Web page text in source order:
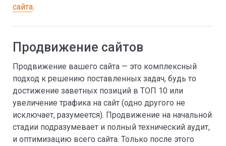
сайта.
Продвижение сайтов
Продвижение вашего сайта — это комплексный
подход к решению поставленных задач, будь то
достижение заветных позиций в ТОП 10 или
увеличение трафика на сайт (одно другого не
исключает, разумеется). Продвижение на начальной
стадии подразумевает и полный технический аудит,
и оптимизацию всего сайта. Только после этого